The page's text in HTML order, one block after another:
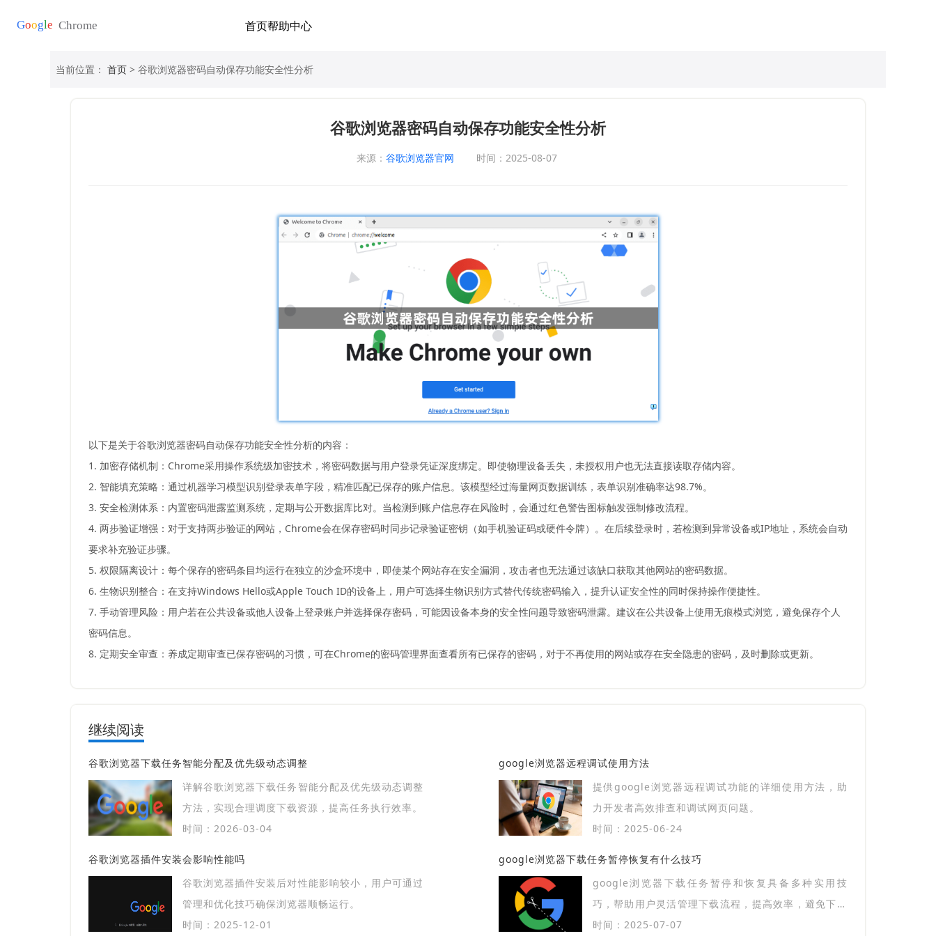
首页帮助中心
当前位置： 首页 > 谷歌浏览器密码自动保存功能安全性分析
谷歌浏览器密码自动保存功能安全性分析
来源： 谷歌浏览器官网 时间：2025-08-07
以下是关于谷歌浏览器密码自动保存功能安全性分析的内容：
1. 加密存储机制：Chrome采用操作系统级加密技术，将密码数据与用户登录凭证深度绑定。即使物理设备丢失，未授权用户也无法直接读取存储内容。
2. 智能填充策略：通过机器学习模型识别登录表单字段，精准匹配已保存的账户信息。该模型经过海量网页数据训练，表单识别准确率达98.7%。
3. 安全检测体系：内置密码泄露监测系统，定期与公开数据库比对。当检测到账户信息存在风险时，会通过红色警告图标触发强制修改流程。
4. 两步验证增强：对于支持两步验证的网站，Chrome会在保存密码时同步记录验证密钥（如手机验证码或硬件令牌）。在后续登录时，若检测到异常设备或IP地址，系统会自动
要求补充验证步骤。
5. 权限隔离设计：每个保存的密码条目均运行在独立的沙盒环境中，即使某个网站存在安全漏洞，攻击者也无法通过该缺口获取其他网站的密码数据。
6. 生物识别整合：在支持Windows Hello或Apple Touch ID的设备上，用户可选择生物识别方式替代传统密码输入，提升认证安全性的同时保持操作便捷性。
7. 手动管理风险：用户若在公共设备或他人设备上登录账户并选择保存密码，可能因设备本身的安全性问题导致密码泄露。建议在公共设备上使用无痕模式浏览，避免保存个人
密码信息。
8. 定期安全审查：养成定期审查已保存密码的习惯，可在Chrome的密码管理界面查看所有已保存的密码，对于不再使用的网站或存在安全隐患的密码，及时删除或更新。
继续阅读
谷歌浏览器下载任务智能分配及优先级动态调整
详解谷歌浏览器下载任务智能分配及优先级动态调整
方法，实现合理调度下载资源，提高任务执行效率。
时间：2026-03-04
google浏览器远程调试使用方法
提供google浏览器远程调试功能的详细使用方法，助
力开发者高效排查和调试网页问题。
时间：2025-06-24
谷歌浏览器插件安装会影响性能吗
谷歌浏览器插件安装后对性能影响较小，用户可通过
管理和优化技巧确保浏览器顺畅运行。
时间：2025-12-01
google浏览器下载任务暂停恢复有什么技巧
google浏览器下载任务暂停和恢复具备多种实用技
巧，帮助用户灵活管理下载流程，提高效率，避免下载
中断带来的不便。
时间：2025-07-07